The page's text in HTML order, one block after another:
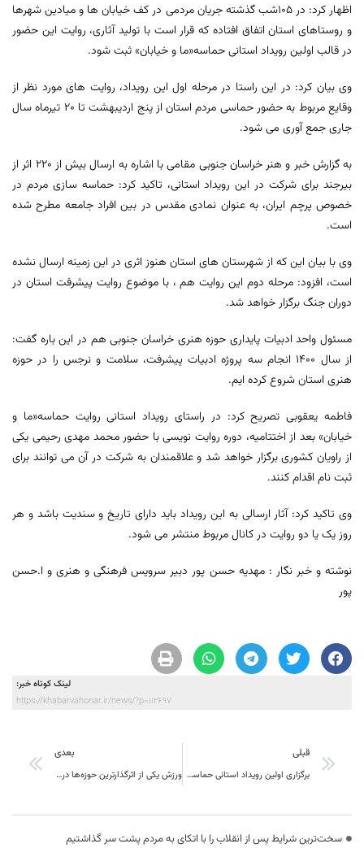
اظهار کرد: در ۱۰۵شب گذشته جریان مردمی در کف خیابان ها و میادین شهرها
و روستاهای استان اتفاق افتاده که قرار است با تولید آثاری، روایت این حضور
در قالب اولین رویداد استانی حماسه«ما و خیابان» ثبت شود.
وی بیان کرد: در این راستا در مرحله اول این رویداد، روایت های مورد نظر از
وقایع مربوط به حضور حماسی مردم استان از پنج اردیبهشت تا ۲۰ تیرماه سال
جاری جمع آوری می شود.
به گزارش خبر و هنر خراسان جنوبی مقامی با اشاره به ارسال بیش از ۲۲۰ اثر از
بیرجند برای شرکت در این رویداد استانی، تاکید کرد: حماسه سازی مردم در
خصوص پرچم ایران، به عنوان نمادی مقدس در بین افراد جامعه مطرح شده
است.
وی با بیان این که از شهرستان های استان هنوز اثری در این زمینه ارسال نشده
است، افزود: مرحله دوم این روایت هم ، با موضوع روایت پیشرفت استان در
دوران جنگ برگزار خواهد شد.
مسئول واحد ادبیات پایداری حوزه هنری خراسان جنوبی هم در این باره گفت:
از سال ۱۴۰۰ انجام سه پروژه ادبیات پیشرفت، سلامت و نرجس را در حوزه
هنری استان شروع کرده ایم.
فاطمه یعقوبی تصریح کرد: در راستای رویداد استانی روایت حماسه«ما و
خیابان» بعد از اختتامیه، دوره روایت نویسی با حضور محمد مهدی رحیمی یکی
از راویان کشوری برگزار خواهد شد و علاقمندان به شرکت در آن می توانند برای
ثبت نام اقدام کنند.
وی تاکید کرد: آثار ارسالی به این رویداد باید دارای تاریخ و سندیت باشد و هر
روز یک یا دو روایت در کانال مربوط منتشر می شود.
نوشته و خبر نگار : مهدیه حسن پور دبیر سرویس فرهنگی و هنری و ا.حسن
پور
لینک کوتاه خبر:
https://khabarvahonar.ir/news/?p=112697
قبلی
برگزاری اولین رویداد استانی حماسه «ما و خیابان» در خراسان جنوبی
بعدی
ورزش یکی از اثرگذارترین حوزه‌ها در زندگی مردم است
سخت‌ترین شرایط پس از انقلاب را با اتکای به مردم پشت سر گذاشتیم